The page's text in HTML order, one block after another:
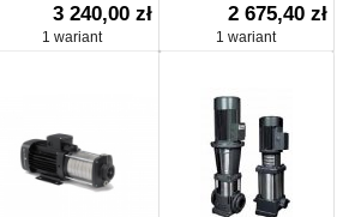
3 240,00 zł
1 wariant
2 675,40 zł
1 wariant